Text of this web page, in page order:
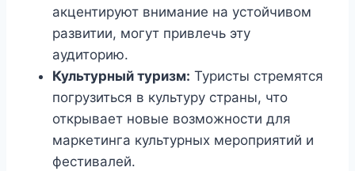
акцентируют внимание на устойчивом
развитии, могут привлечь эту
аудиторию.
Культурный туризм: Туристы стремятся
погрузиться в культуру страны, что
открывает новые возможности для
маркетинга культурных мероприятий и
фестивалей.